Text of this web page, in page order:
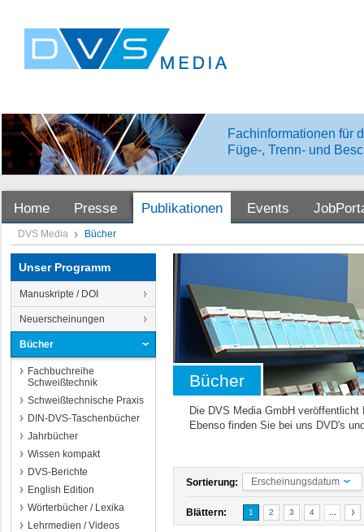
Fachinformationen für
Füge-, Trenn- und
Home Presse Publikationen Events
DVS Media Bücher
Unser Programm
Manuskripte / DOI
Neuerscheinungen
Bücher
Fachbuchreihe
Schweißtechnik
Schweißtechnische Praxis
DIN-DVS-Taschenbücher
Jahrbücher
Wissen kompakt
DVS-Berichte
English Edition
Wörterbücher / Lexika
Lehrmedien / Videos
Bücher
Die DVS Media GmbH
Ebenso finden Sie bei uns DVD's
Sortierung: Erscheinungsdatum
Blättern: 1 2 3 4